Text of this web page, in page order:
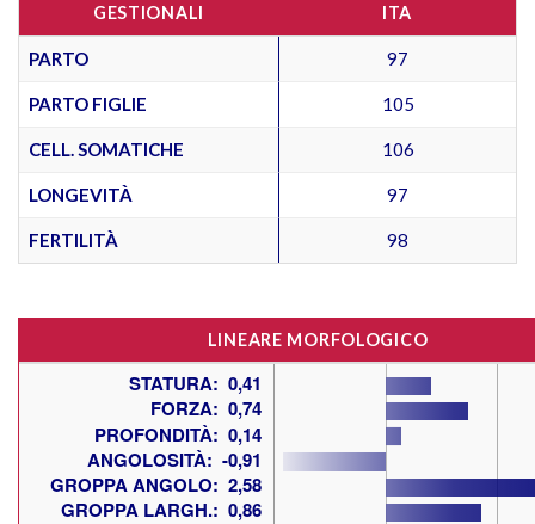
GESTIONALI ITA
PARTO 97
PARTO FIGLIE 105
CELL. SOMATICHE 106
LONGEVITÀ 97
FERTILITÀ 98
LINEARE MORFOLOGICO